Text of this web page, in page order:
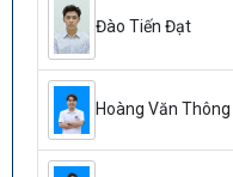
Đào Tiến Đạt
Hoàng Văn Thông